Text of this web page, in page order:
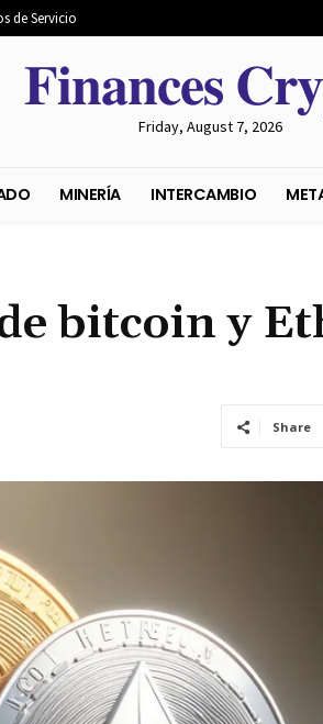
de Servicio
𝐅𝐢𝐧𝐚𝐧𝐜𝐞𝐬
Friday, August 7, 2026
bitcoin y
Share